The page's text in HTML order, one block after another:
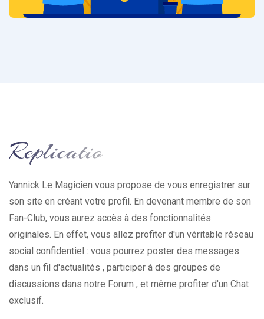
Yannick Le Magicien vous propose de vous enregistrer sur
son site en créant votre profil. En devenant membre de son
Fan-Club, vous aurez accès à des fonctionnalités
originales. En effet, vous allez profiter d'un véritable réseau
social confidentiel : vous pourrez poster des messages
dans un fil d'actualités , participer à des groupes de
discussions dans notre Forum , et même profiter d'un Chat
exclusif.